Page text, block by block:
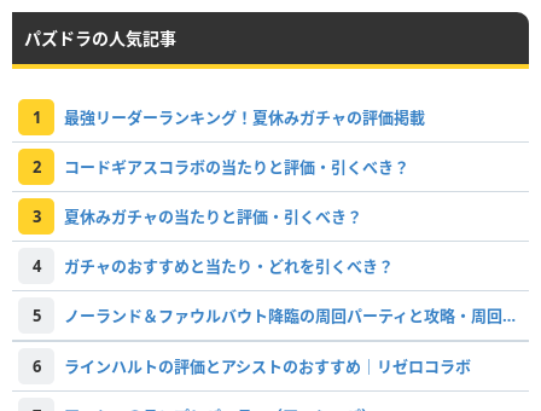
パズドラの人気記事
1 最強リーダーランキング！夏休みガチャの評価掲載
2 コードギアスコラボの当たりと評価・引くべき？
3 夏休みガチャの当たりと評価・引くべき？
4 ガチャのおすすめと当たり・どれを引くべき？
5 ノーランド＆ファウルバウト降臨の周回パーティと攻略・周回すべき？
6 ラインハルトの評価とアシストのおすすめ｜リゼロコラボ